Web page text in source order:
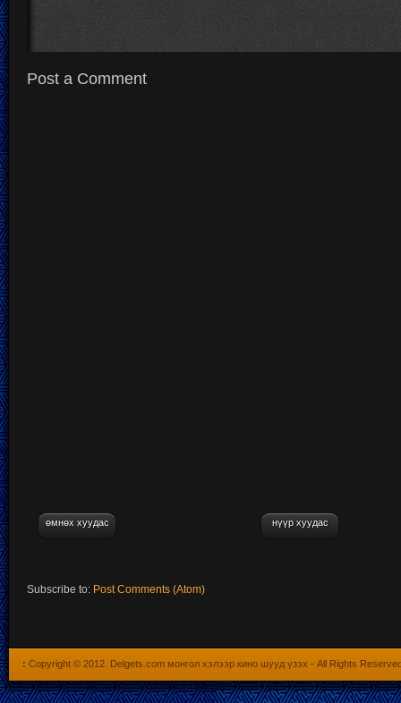
Post a Comment
өмнөх хуудас нүүр хуудас
Subscribe to: Post Comments (Atom)
: Copyright © 2012. Delgets.com монгол хэлээр кино шууд үзэх - All Rights